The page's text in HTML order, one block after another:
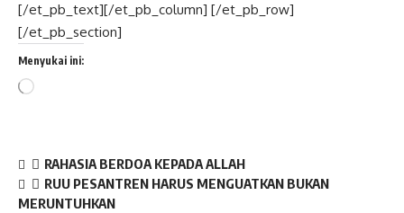
[/et_pb_text][/et_pb_column] [/et_pb_row]
[/et_pb_section]
Menyukai ini:
Memuat...
RAHASIA BERDOA KEPADA ALLAH
RUU PESANTREN HARUS MENGUATKAN BUKAN
MERUNTUHKAN